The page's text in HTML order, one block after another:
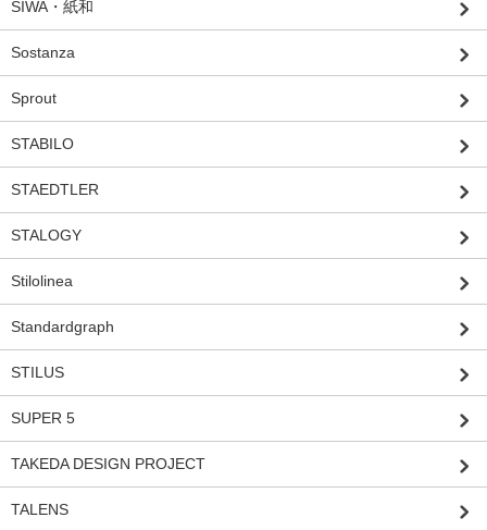
SIWA・紙和
Sostanza
Sprout
STABILO
STAEDTLER
STALOGY
Stilolinea
Standardgraph
STILUS
SUPER 5
TAKEDA DESIGN PROJECT
TALENS